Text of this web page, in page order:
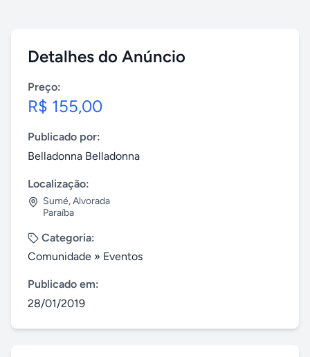
Detalhes do Anúncio
Preço:
R$ 155,00
Publicado por:
Belladonna Belladonna
Localização:
Sumé,Alvorada
Paraíba
Categoria:
Comunidade » Eventos
Publicado em:
28/01/2019